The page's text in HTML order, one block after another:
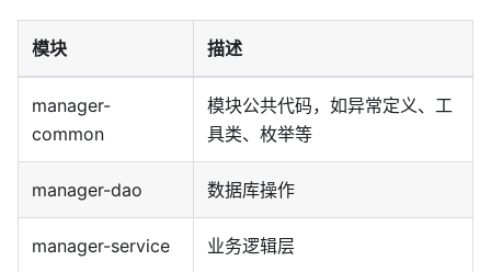
模块 描述
manager-
common
模块公共代码，如异常定义、工
具类、枚举等
manager-dao 数据库操作
manager-service 业务逻辑层